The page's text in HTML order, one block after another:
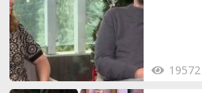
19572